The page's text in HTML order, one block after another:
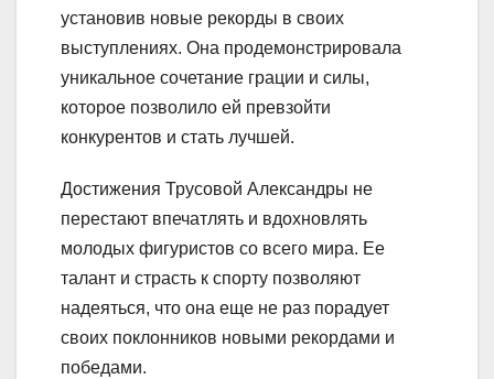
установив новые рекорды в своих
выступлениях. Она продемонстрировала
уникальное сочетание грации и силы,
которое позволило ей превзойти
конкурентов и стать лучшей.
Достижения Трусовой Александры не
перестают впечатлять и вдохновлять
молодых фигуристов со всего мира. Ее
талант и страсть к спорту позволяют
надеяться, что она еще не раз порадует
своих поклонников новыми рекордами и
победами.